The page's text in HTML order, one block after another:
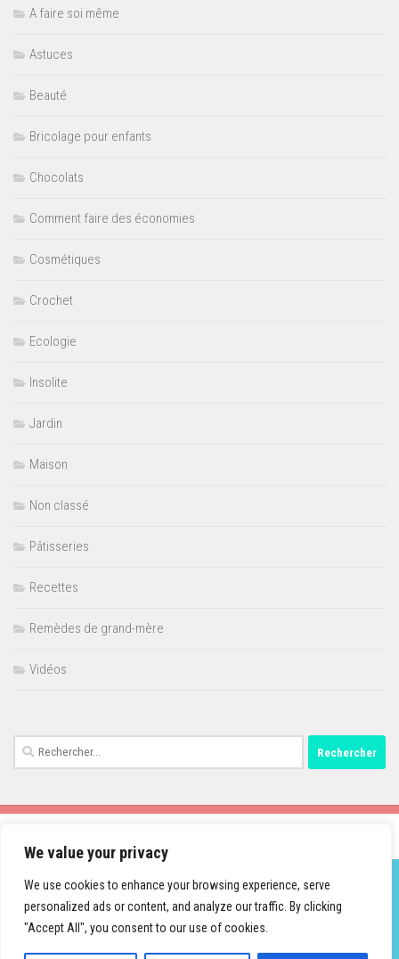
We value your privacy
We use cookies to enhance your browsing experience, serve
personalized ads or content, and analyze our traffic. By clicking
"Accept All", you consent to our use of cookies.
A faire soi même
Astuces
Beauté
Bricolage pour enfants
Chocolats
Comment faire des économies
Cosmétiques
Crochet
Ecologie
Insolite
Jardin
Maison
Non classé
Pâtisseries
Recettes
Remèdes de grand-mère
Vidéos
Rechercher :
Fièrement propulsé par - Conçu par